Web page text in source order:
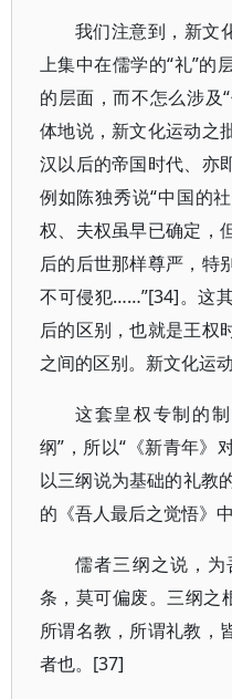
我们注意到，新文
上集中在儒学的“礼”的
的层面，而不怎么涉及
体地说，新文化运动之
汉以后的帝国时代、亦
例如陈独秀说“中国的
权、夫权虽早已确定，
后的后世那样尊严，特
不可侵犯……”[34]。这
后的区别，也就是王权
之间的区别。新文化运
这套皇权专制的
纲”，所以“《新青年》
以三纲说为基础的礼教
的《吾人最后之觉悟》
儒者三纲之说，
条，莫可偏废。三纲之
所谓名教，所谓礼教，
者也。[37]